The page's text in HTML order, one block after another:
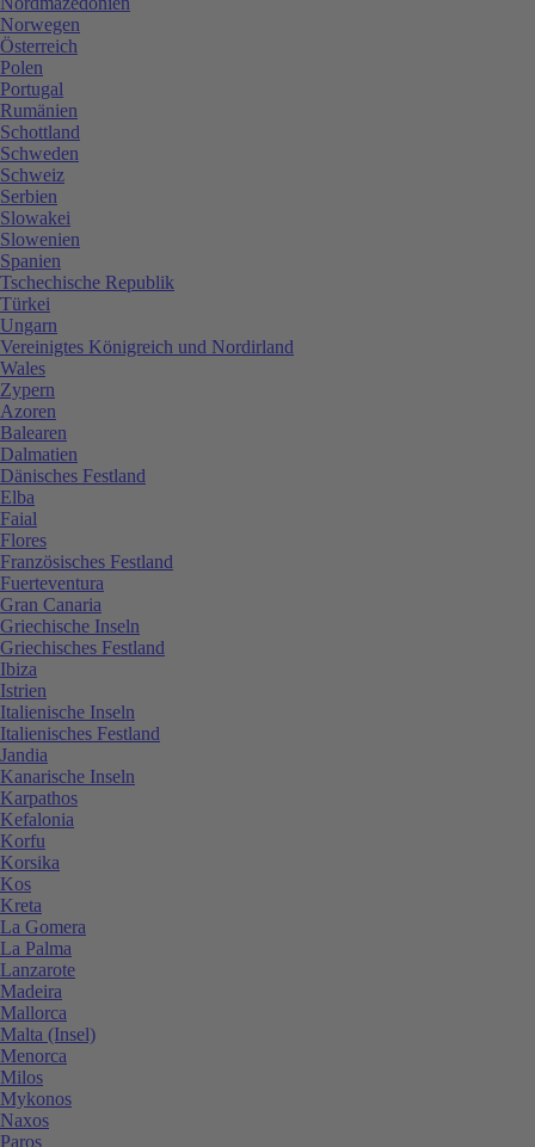
Norwegen
Österreich
Polen
Portugal
Rumänien
Schottland
Schweden
Schweiz
Serbien
Slowakei
Slowenien
Spanien
Tschechische Republik
Türkei
Ungarn
Vereinigtes Königreich und Nordirland
Wales
Zypern
Azoren
Balearen
Dalmatien
Dänisches Festland
Elba
Faial
Flores
Französisches Festland
Fuerteventura
Gran Canaria
Griechische Inseln
Griechisches Festland
Ibiza
Istrien
Italienische Inseln
Italienisches Festland
Jandia
Kanarische Inseln
Karpathos
Kefalonia
Korfu
Korsika
Kos
Kreta
La Gomera
La Palma
Lanzarote
Madeira
Mallorca
Malta (Insel)
Menorca
Milos
Mykonos
Naxos
Paros